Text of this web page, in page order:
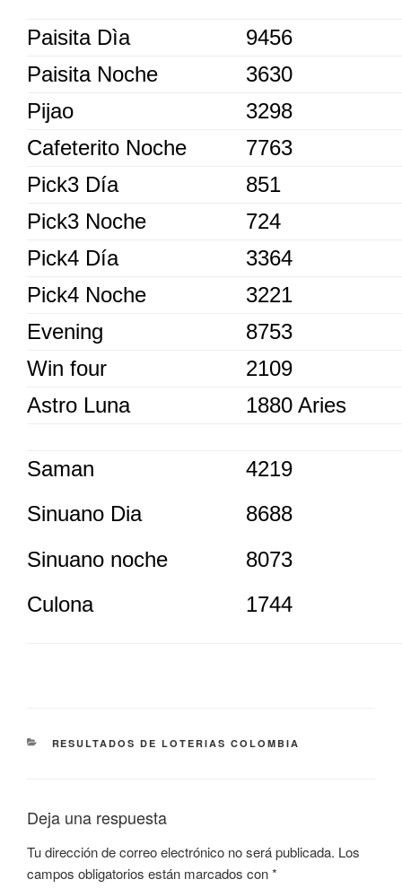
Paisita Dìa
9456
Paisita Noche
3630
Pijao
3298
Cafeterito Noche
7763
Pick3 Día
851
Pick3 Noche
724
Pick4 Día
3364
Pick4 Noche
3221
Evening
8753
Win four
2109
Astro Luna
1880 Aries
Saman
Sinuano Dia
Sinuano noche
Culona
4219
8688
8073
1744
CATEGORÍAS
RESULTADOS DE LOTERIAS COLOMBIA
Deja una respuesta
Tu dirección de correo electrónico no será publicada. Los
campos obligatorios están marcados con*